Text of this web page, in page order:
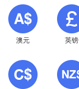
澳元 英镑